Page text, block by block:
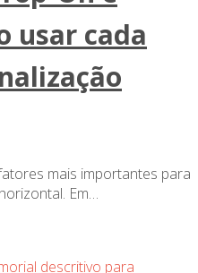
usar cada
mais importantes para
Em…